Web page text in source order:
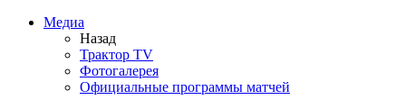
Медиа
Назад
Трактор TV
Фотогалерея
Официальные программы матчей